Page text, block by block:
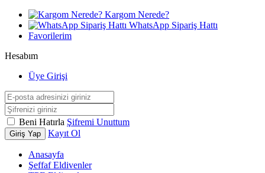
Kargom Nerede?
WhatsApp Sipariş Hattı
Favorilerim
Hesabım
Üye Girişi
Beni Hatırla Şifremi Unuttum
Giriş Yap Kayıt Ol
Anasayfa
Şeffaf Eldivenler